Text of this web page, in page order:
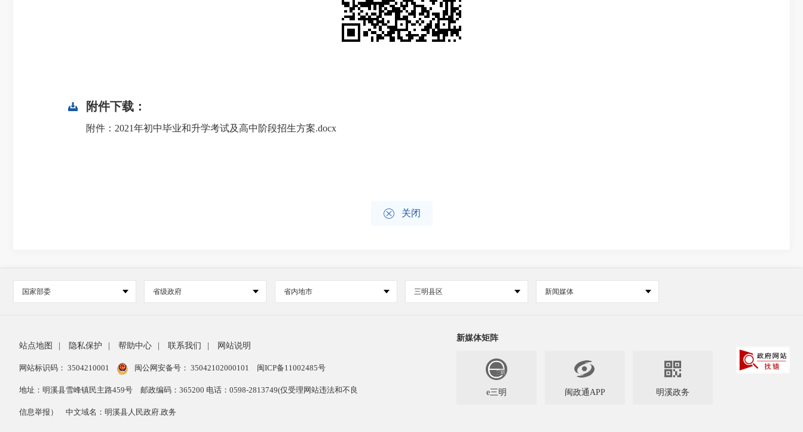
附件下载：
附件：2021年初中毕业和升学考试及高中阶段招生方案.docx
 关闭
国家部委 省级政府 省内地市 三明县区 新闻媒体
站点地图 隐私保护 帮助中心 联系我们 网站说明
网站标识码： 3504210001 闽公网安备号： 35042102000101 闽ICP备11002485号
地址：明溪县雪峰镇民主路459号 邮政编码：365200 电话：0598-2813749(仅受理网站违法和不良
信息举报） 中文域名：明溪县人民政府.政务
新媒体矩阵
e三明

闽政通APP

明溪政务